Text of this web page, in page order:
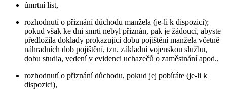
úmrtní list,
rozhodnutí o přiznání důchodu manžela (je-li k dispozici);
pokud však ke dni smrti nebyl přiznán, pak je žádoucí, abyste
předložila doklady prokazující dobu pojištění manžela včetně
náhradních dob pojištění, tzn. základní vojenskou službu,
dobu studia, vedení v evidenci uchazečů o zaměstnání apod.,
rozhodnutí o přiznání důchodu, pokud jej pobíráte (je-li k
dispozici),